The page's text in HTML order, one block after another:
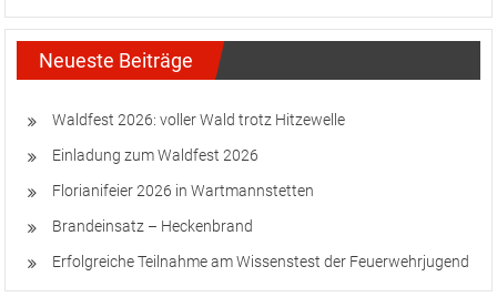
Neueste Beiträge
Waldfest 2026: voller Wald trotz Hitzewelle
Einladung zum Waldfest 2026
Florianifeier 2026 in Wartmannstetten
Brandeinsatz – Heckenbrand
Erfolgreiche Teilnahme am Wissenstest der Feuerwehrjugend